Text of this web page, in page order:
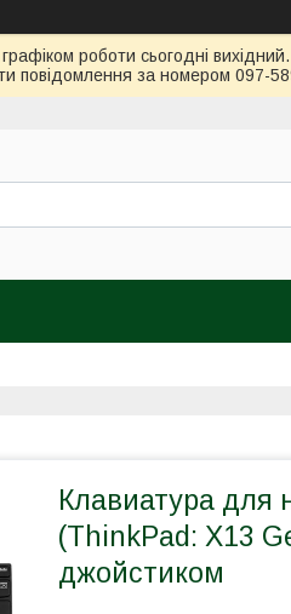
роботи сьогодні
повідомлення за номером 097-
Клавиатура для
(ThinkPad: X13
джойстиком